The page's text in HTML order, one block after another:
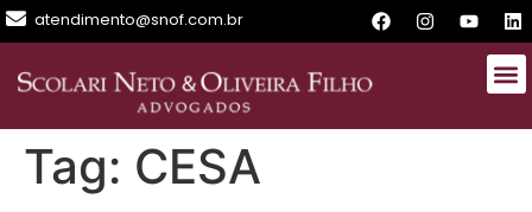
atendimento@snof.com.br
Tag: CESA